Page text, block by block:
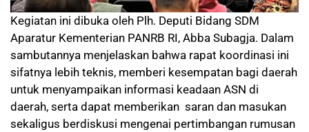
Kegiatan ini dibuka oleh Plh. Deputi Bidang SDM
Aparatur Kementerian PANRB RI, Abba Subagja. Dalam
sambutannya menjelaskan bahwa rapat koordinasi ini
sifatnya lebih teknis, memberi kesempatan bagi daerah
untuk menyampaikan informasi keadaan ASN di
daerah, serta dapat memberikan saran dan masukan
sekaligus berdiskusi mengenai pertimbangan rumusan